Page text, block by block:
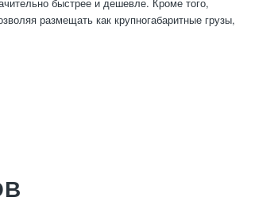
размещать как крупногабаритные грузы,